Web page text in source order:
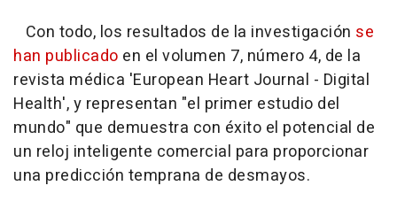
Con todo, los resultados de la investigación se
han publicado en el volumen 7, número 4, de la
revista médica 'European Heart Journal - Digital
Health', y representan "el primer estudio del
mundo" que demuestra con éxito el potencial de
un reloj inteligente comercial para proporcionar
una predicción temprana de desmayos.